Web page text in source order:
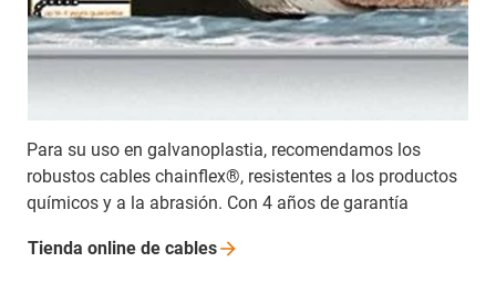
Para su uso en galvanoplastia, recomendamos los
robustos cables chainflex®, resistentes a los productos
químicos y a la abrasión. Con 4 años de garantía
Tienda online de cables